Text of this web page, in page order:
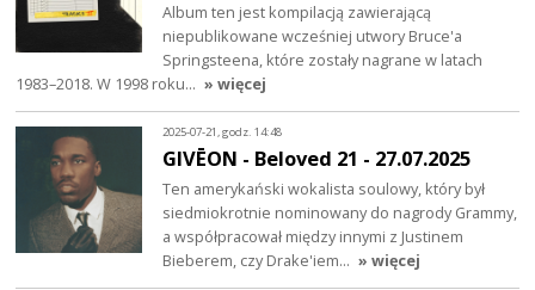
Album ten jest kompilacją zawierającą
niepublikowane wcześniej utwory Bruce'a
Springsteena, które zostały nagrane w latach
1983–2018. W 1998 roku… » więcej
2025-07-21, godz. 14:48
GIVĒON - Beloved 21 - 27.07.2025
Ten amerykański wokalista soulowy, który był
siedmiokrotnie nominowany do nagrody Grammy,
a współpracował między innymi z Justinem
Bieberem, czy Drake'iem… » więcej